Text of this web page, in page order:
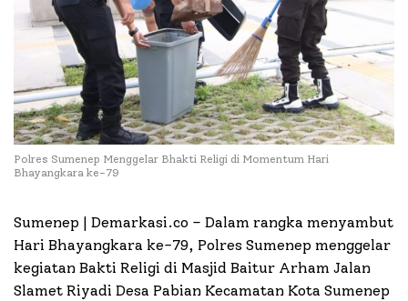
Polres Sumenep Menggelar Bhakti Religi di Momentum Hari
Bhayangkara ke-79
Sumenep | Demarkasi.co – Dalam rangka menyambut
Hari Bhayangkara ke-79, Polres Sumenep menggelar
kegiatan Bakti Religi di Masjid Baitur Arham Jalan
Slamet Riyadi Desa Pabian Kecamatan Kota Sumenep